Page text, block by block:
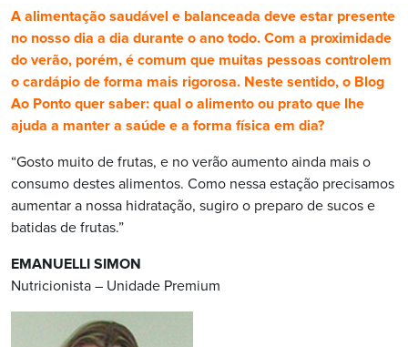
A alimentação saudável e balanceada deve estar presente
no nosso dia a dia durante o ano todo. Com a proximidade
do verão, porém, é comum que muitas pessoas controlem
o cardápio de forma mais rigorosa. Neste sentido, o Blog
Ao Ponto quer saber: qual o alimento ou prato que lhe
ajuda a manter a saúde e a forma física em dia?
“Gosto muito de frutas, e no verão aumento ainda mais o
consumo destes alimentos. Como nessa estação precisamos
aumentar a nossa hidratação, sugiro o preparo de sucos e
batidas de frutas.”
EMANUELLI SIMON
Nutricionista – Unidade Premium